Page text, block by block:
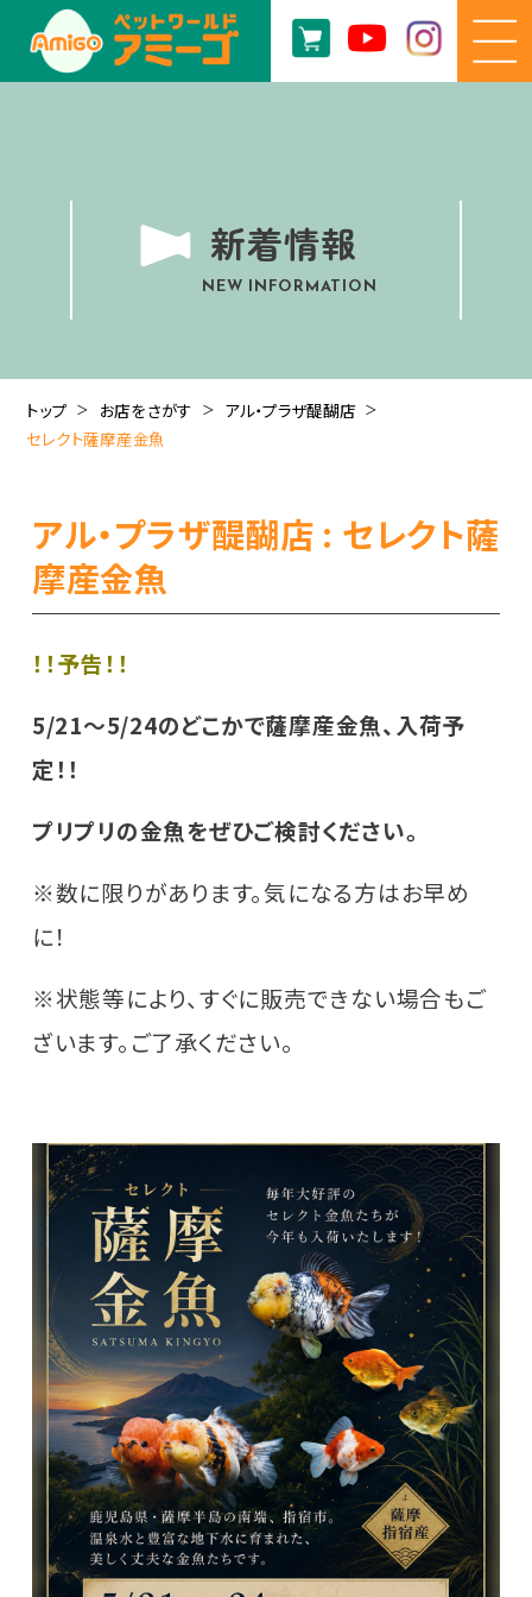
新着情報
NEW INFORMATION
トップ お店をさがす
アル・プラザ醍醐店
セレクト薩摩産金魚
アル・プラザ醍醐店 : セレクト薩
摩産金魚
！！予告！！
5/21～5/24のどこかで薩摩産金魚、入荷予
定！！
プリプリの金魚をぜひご検討ください。
※数に限りがあります。気になる方はお早め
に！
※状態等により、すぐに販売できない場合もご
ざいます。ご了承ください。